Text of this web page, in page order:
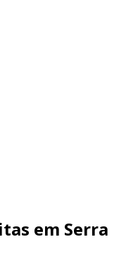
e
de
ah
eles
final.
em Serra